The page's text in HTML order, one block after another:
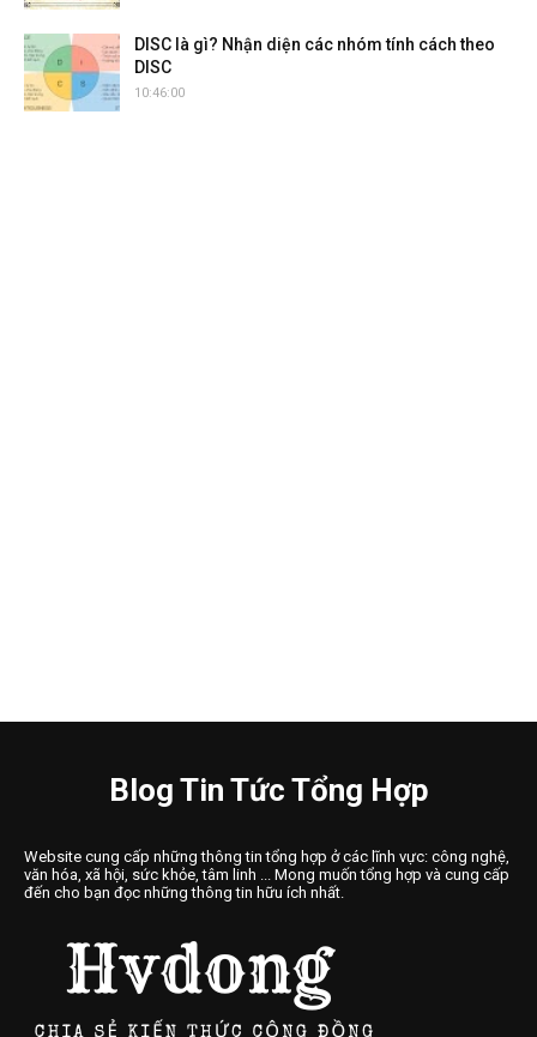
DISC là gì? Nhận diện các nhóm tính cách theo
DISC
10:46:00
Blog Tin Tức Tổng Hợp
Website cung cấp những thông tin tổng hợp ở các lĩnh vực: công nghệ,
văn hóa, xã hội, sức khỏe, tâm linh ... Mong muốn tổng hợp và cung cấp
đến cho bạn đọc những thông tin hữu ích nhất.